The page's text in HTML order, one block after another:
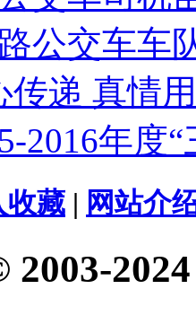
公交车车
传递 真情
2016年度
收藏 | 网站介